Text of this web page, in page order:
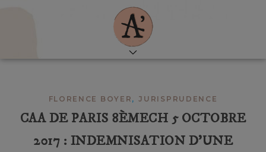
FLORENCE BOYER ,JURISPRUDENCE
CAA DE PARIS 8ÈMECH 5 OCTOBRE
2017 : INDEMNISATION D’UNE